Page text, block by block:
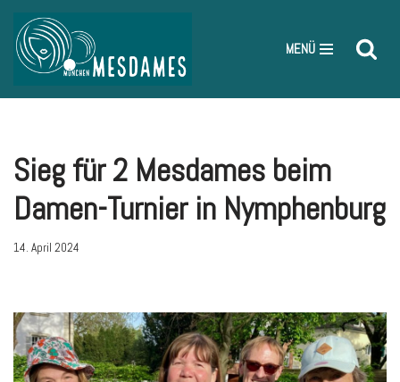
Zum
Inhalt
MENÜ
Sieg für 2 Mesdames beim
Damen-Turnier in Nymphenburg
14. April 2024